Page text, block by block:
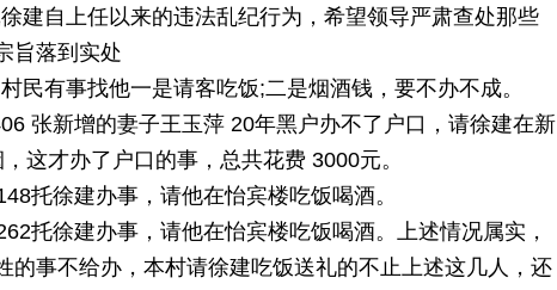
建自上任以来的违法乱纪行为，希望领导严肃查处那些
旨落到实处
有事找他一是请客吃饭;二是烟酒钱，要不办不成。
张新增的妻子王玉萍 20年黑户办不了户口，请徐建在新
这才办了户口的事，总共花费 3000元。
托徐建办事，请他在怡宾楼吃饭喝酒。
托徐建办事，请他在怡宾楼吃饭喝酒。上述情况属实，
的事不给办，本村请徐建吃饭送礼的不止上述这几人，还